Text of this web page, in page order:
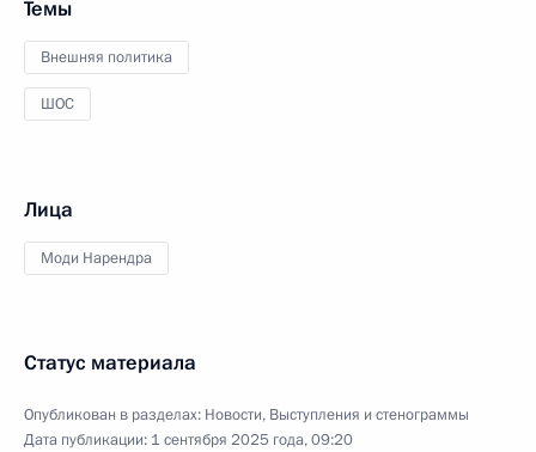
Темы
Внешняя политика
ШОС
Лица
Моди Нарендра
Статус материала
Опубликован в разделах: Новости, Выступления и стенограммы
Дата публикации: 1 сентября 2025 года, 09:20